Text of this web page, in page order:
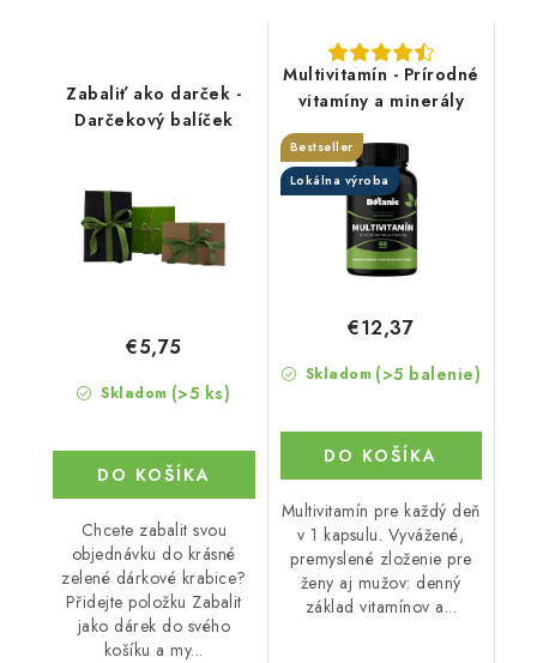
Zabaliť ako darček -
Darčekový balíček
Skladom (>5 ks)
€5,75
DO KOŠÍKA
Chcete zabalit svou
objednávku do krásné
zelené dárkové krabice?
Přidejte položku Zabalit
jako dárek do svého
košíku a my...
Multivitamín - Prírodné
vitamíny a minerály
Bestseller
Lokálna výroba
Skladom (>5 balenie)
€12,37
DO KOŠÍKA
Multivitamín pre každý deň
v 1 kapsulu. Vyvážené,
premyslené zloženie pre
ženy aj mužov: denný
základ vitamínov a...